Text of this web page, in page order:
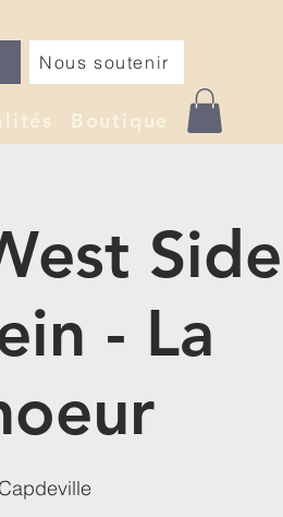
Nous soutenir
Boutique
Side
- La